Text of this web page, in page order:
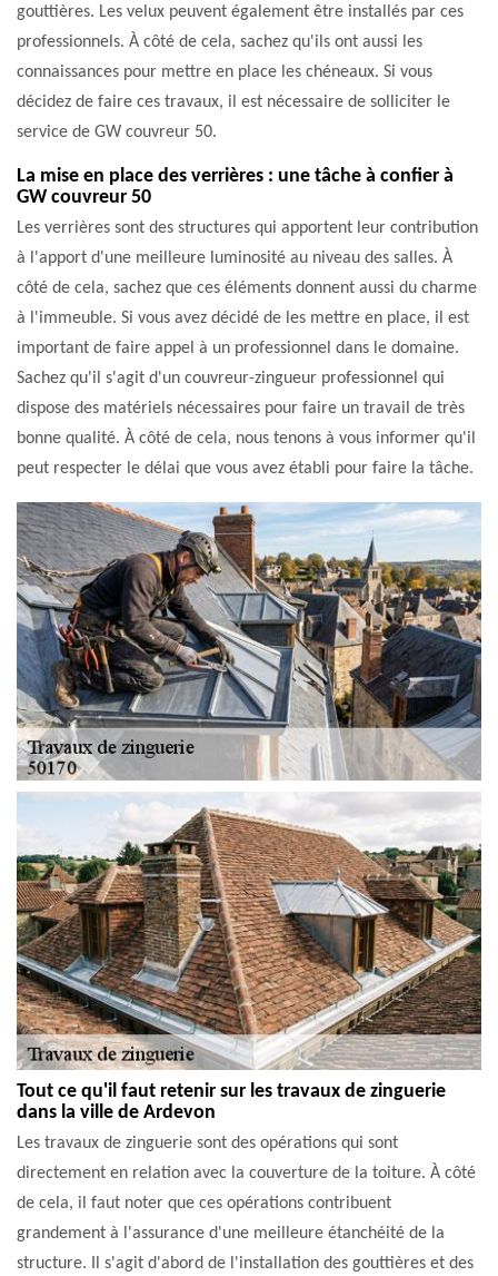
gouttières. Les velux peuvent également être installés par ces
professionnels. À côté de cela, sachez qu'ils ont aussi les
connaissances pour mettre en place les chéneaux. Si vous
décidez de faire ces travaux, il est nécessaire de solliciter le
service de GW couvreur 50.
La mise en place des verrières : une tâche à confier à
GW couvreur 50
Les verrières sont des structures qui apportent leur contribution
à l'apport d'une meilleure luminosité au niveau des salles. À
côté de cela, sachez que ces éléments donnent aussi du charme
à l'immeuble. Si vous avez décidé de les mettre en place, il est
important de faire appel à un professionnel dans le domaine.
Sachez qu'il s'agit d'un couvreur-zingueur professionnel qui
dispose des matériels nécessaires pour faire un travail de très
bonne qualité. À côté de cela, nous tenons à vous informer qu'il
peut respecter le délai que vous avez établi pour faire la tâche.
Tout ce qu'il faut retenir sur les travaux de zinguerie
dans la ville de Ardevon
Les travaux de zinguerie sont des opérations qui sont
directement en relation avec la couverture de la toiture. À côté
de cela, il faut noter que ces opérations contribuent
grandement à l'assurance d'une meilleure étanchéité de la
structure. Il s'agit d'abord de l'installation des gouttières et des